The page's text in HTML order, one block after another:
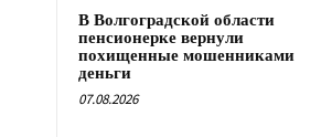
В Волгоградской области
пенсионерке вернули
похищенные мошенниками
деньги
07.08.2026